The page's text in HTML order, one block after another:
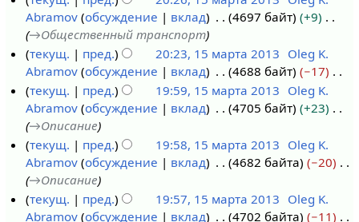
2
я
п
р
а
в
к
и
0
0
3
Abramov обсуждение вклад 4697 байт
+9
→Общественный транспорт
текущ.
пред. 20:23, 15 марта 2013 Oleg K.
Abramov обсуждение вклад 4688 байт
−17
Н
е
т
о
п
и
с
а
текущ. пред. 19:59, 15 марта 2013 Oleg K.
Abramov обсуждение вклад 4705 байт
+23
→Описание
текущ.
пред. 19:58, 15 марта 2013 Oleg K.
Abramov обсуждение вклад 4682 байта
−20
→Описание
текущ.
пред. 19:57, 15 марта 2013 Oleg K.
Abramov обсуждение вклад 4702 байта −11